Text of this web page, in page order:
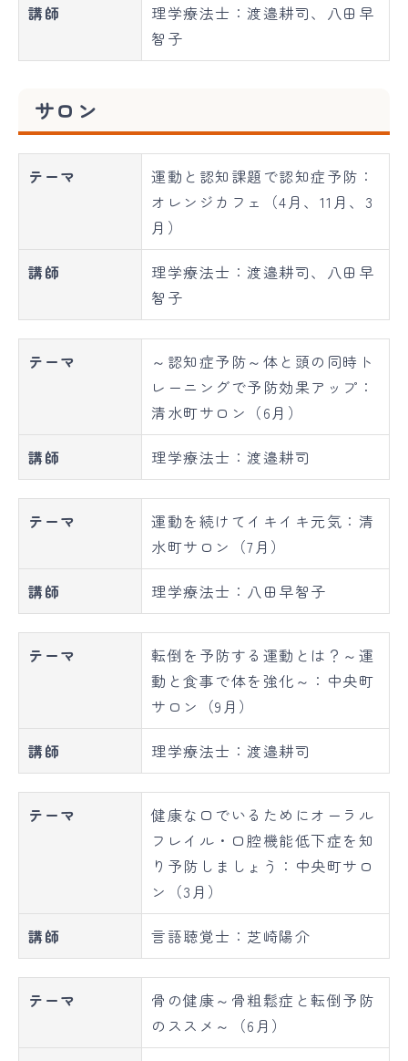
講師
理学療法士：渡邉耕司、八田早
智子
サロン
テーマ
運動と認知課題で認知症予防：
オレンジカフェ（4月、11月、3
月）
講師
理学療法士：渡邉耕司、八田早
智子
テーマ
～認知症予防～体と頭の同時ト
レーニングで予防効果アップ：
清水町サロン（6月）
講師 理学療法士：渡邉耕司
テーマ
運動を続けてイキイキ元気：清
水町サロン（7月）
講師 理学療法士：八田早智子
テーマ
転倒を予防する運動とは？～運
動と食事で体を強化～：中央町
サロン（9月）
講師 理学療法士：渡邉耕司
テーマ
健康な口でいるためにオーラル
フレイル・口腔機能低下症を知
り予防しましょう：中央町サロ
ン（3月）
講師 言語聴覚士：芝崎陽介
テーマ
骨の健康～骨粗鬆症と転倒予防
のススメ～（6月）